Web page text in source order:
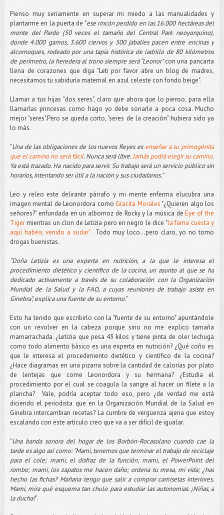
Pienso muy seriamente en superar mi miedo a las manualidades y
plantarme en la puerta de "ese rincón perdido en las 16.000 hectáreas del
monte del Pardo (50 veces el tamaño del Central Park neoyorquino),
donde 4.000 gamos, 3.600 ciervos y 500 jabalíes pacen entre encinas y
alcornoques, rodeado por una tapia histórica de ladrillo de 80 kilómetros
de perímetro, la heredera al trono siempre será “Leonor"con una pancarta
llena de corazones que diga "Leti por favor abre un blog de madres,
necesitamos tu sabiduría maternal en azul celeste con fondo beige".
Llamar a tus hijas "dos seres", claro que ahora que lo pienso, para ella
llamarlas princesas como hago yo debe sonarle a poca cosa. Mucho
mejor "seres".Pero se queda corto, "seres de la creación" hubiera sido ya
lo más.
"Una de las obligaciones de los nuevos Reyes esenseñar a su primogénita
que el camino no será fácil. Nunca será libre.Jamás podrá elegir su camino.
Ya está trazado. Ha nacido para servir. Su trabajo será un servicio público sin
horarios, intentando ser útil a la nación y sus ciudadanos."
Leo y releo este delirante párrafo y mi mente enferma elucubra una
imagen mental de Leonordora comoGracita Morales "¿Quieren algo los
señores?" enfundada en un albornoz de Rocky y la música deEye of the
Tigermientras un clon de Letizia pero en negro le dice "la fama cuesta y
aquí habéis venido a sudar".Todo muy loco...pero claro, yo no tomo
drogas buenistas.
“Doña Letizia es una experta en nutrición, a la que le interesa el
procedimiento dietético y científico de la cocina, un asunto al que se ha
dedicado activamente a través de su colaboración con la Organización
Mundial de la Salud y la FAO, a cuyas reuniones de trabajo asiste en
Ginebra”, explica una fuente de su entorno."
Esto ha tenido que escribirlo con la "fuente de su entorno" apuntándole
con un revolver en la cabeza porque sino no me explico tamaña
mamarrachada. ¿Letizia que pesa 43 kilos y tiene pinta de oler lechuga
como todo alimento básico es una experta en nutrición? ¿Qué coño es
que le interesa el procedimiento dietético y científico de la cocina?
¿Hace diagramas en una pizarra sobre la cantidad de calorías por plato
de lentejas que come Leonordora y su hermana? ¿Estudia el
procedimiento por el cual se coagula la sangre al hacer un filete a la
plancha? Vale, podría aceptar todo eso, pero ¿de verdad me está
diciendo el periodista que en la Organización Mundial de la Salud en
Ginebra intercambian recetas? La cumbre de vergüenza ajena que estoy
escalando con este artículo creo que va a ser difícil de igualar.
"Una banda sonora del hogar de los Borbón-Rocasolano cuando cae la
tarde es algo así como: “Mami, tenemos que terminar el trabajo de reciclaje
para el cole; mami, el disfraz de la función; mami, el PowerPoint del
rombo; mami, los zapatos me hacen daño; ordena tu mesa, mi vida; ¿has
hecho las fichas? Mañana tengo que salir a comprar camisetas interiores.
Mami, mira qué esquema tan chulo para estudiar las autonomías. ¡Niñas, a
la ducha!”.